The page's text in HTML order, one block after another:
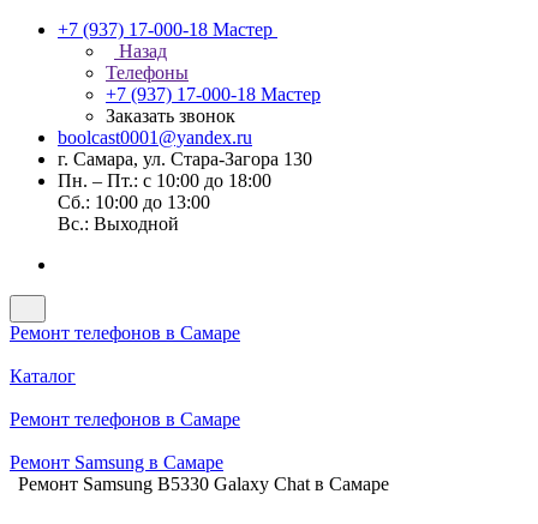
+7 (937) 17-000-18 Мастер
Назад
Телефоны
+7 (937) 17-000-18 Мастер
Заказать звонок
boolcast0001@yandex.ru
г. Самара, ул. Стара-Загора 130
Пн. – Пт.: с 10:00 до 18:00
Сб.: 10:00 до 13:00
Вс.: Выходной
Ремонт телефонов в Самаре
Каталог
Ремонт телефонов в Самаре
Ремонт Samsung в Самаре
Ремонт Samsung B5330 Galaxy Chat в Самаре